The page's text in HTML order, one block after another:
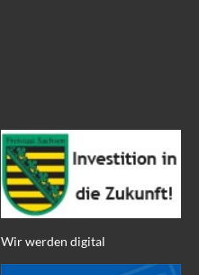
Wir werden digital